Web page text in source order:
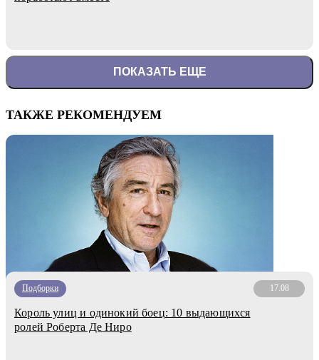
ПОКАЗАТЬ ЕЩЕ
ТАКЖЕ РЕКОМЕНДУЕМ
Подборки 17.08
Король улиц и одинокий боец: 10 выдающихся
ролей Роберта Де Ниро